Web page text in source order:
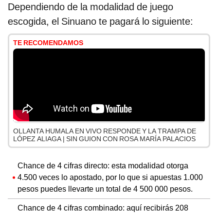
Dependiendo de la modalidad de juego
escogida, el Sinuano te pagará lo siguiente:
TE RECOMENDAMOS
OLLANTA HUMALA EN VIVO RESPONDE Y LA TRAMPA DE
LÓPEZ ALIAGA | SIN GUION CON ROSA MARÍA PALACIOS
Chance de 4 cifras directo: esta modalidad otorga
4.500 veces lo apostado, por lo que si apuestas 1.000
pesos puedes llevarte un total de 4 500 000 pesos.
Chance de 4 cifras combinado: aquí recibirás 208